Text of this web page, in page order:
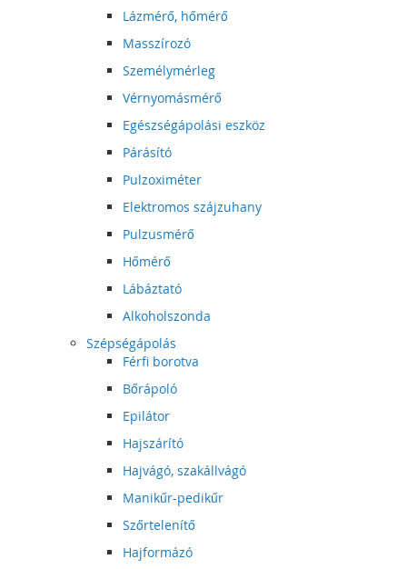
Lázmérő, hőmérő
Masszírozó
Személymérleg
Vérnyomásmérő
Egészségápolási eszköz
Párásító
Pulzoximéter
Elektromos szájzuhany
Pulzusmérő
Hőmérő
Lábáztató
Alkoholszonda
Szépségápolás
Férfi borotva
Bőrápoló
Epilátor
Hajszárító
Hajvágó, szakállvágó
Manikűr-pedikűr
Szőrtelenítő
Hajformázó